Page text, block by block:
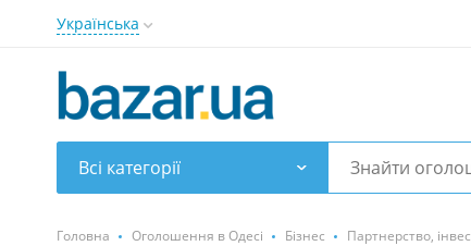
Українська
Всі категорії
Головна Оголошення в Одесі Бізнес Партнерство,